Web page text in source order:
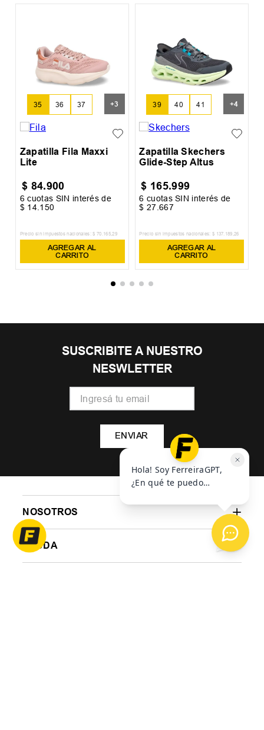
35 36 37 +3
Zapatilla Fila Maxxi
Lite
$ 84.900
6 cuotas SIN interés de
$ 14. 150
Precio sin impuestos nacionales: $ 70 .165,29
AGREGAR AL
CARRITO
39 40 41 +4
Zapatilla Skechers
Glide-Step Altus
$ 165.999
6 cuotas SIN interés de
$ 27 667
Precio sin impuestos nacionales: $ 137. 189 ,26
AGREGAR AL
CARRITO
SUSCRIBITE A NUESTRO
NESWLETTER
ENVIAR
NOSOTROS
AYUDA